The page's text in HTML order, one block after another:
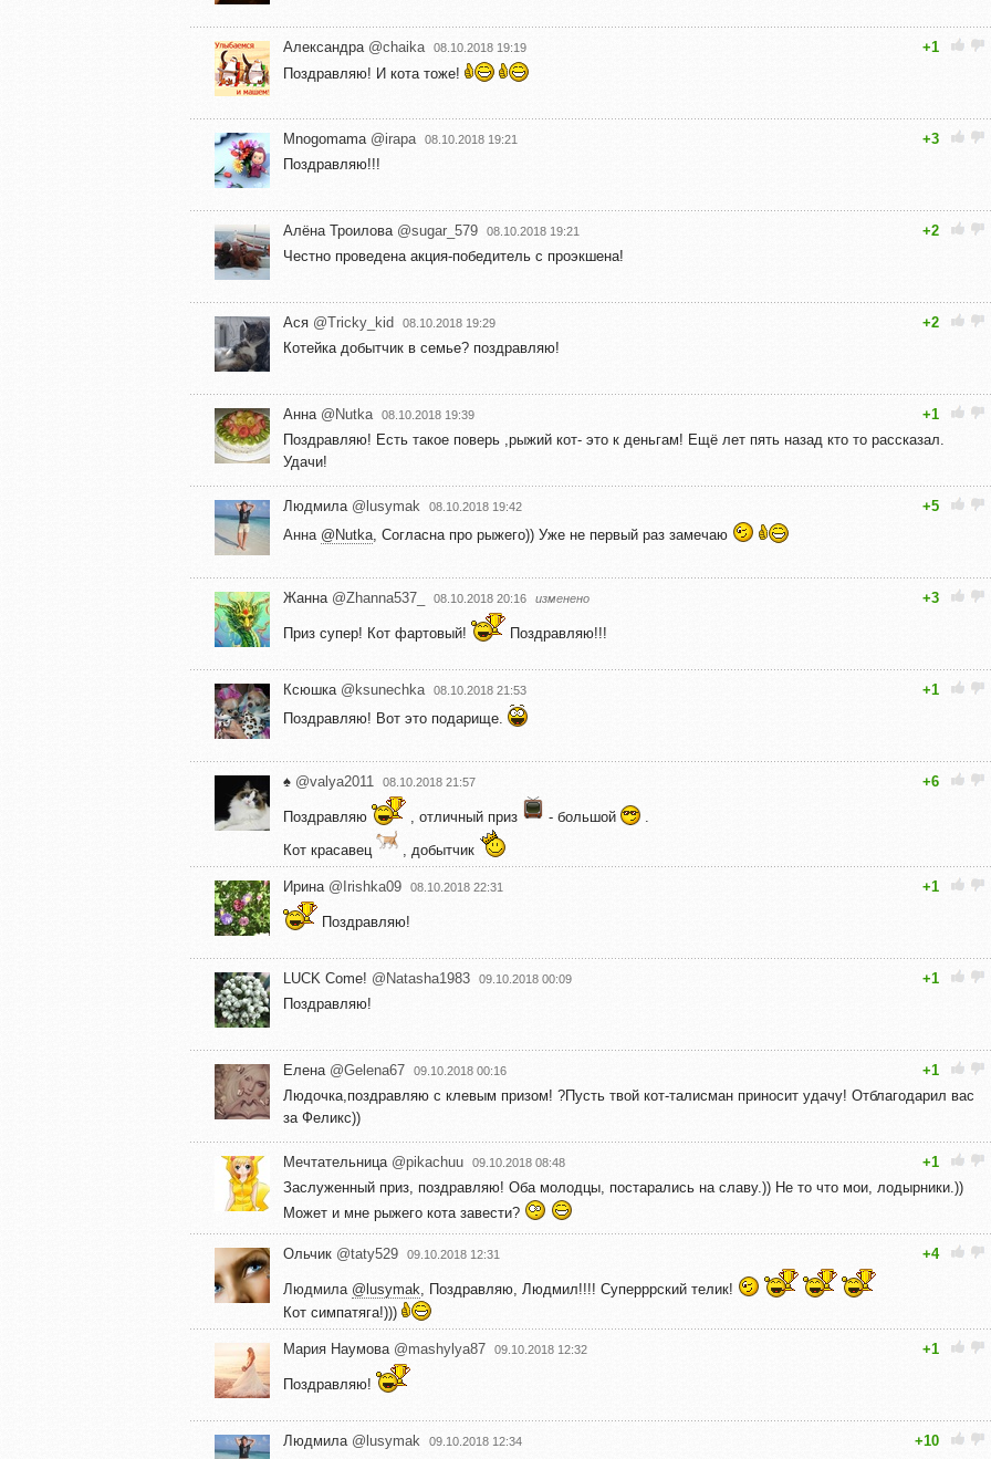
Александра @chaika 08.10.2018 19:19
+1
Поздравляю! И кота тоже!
Mnogomama @irapa 08.10.2018 19:21
+3
Поздравляю!!!
Алёна Троилова @sugar_579 08.10.2018 19:21
+2
Честно проведена акция-победитель с проэкшена!
Ася @Tricky_kid 08.10.2018 19:29
+2
Котейка добытчик в семье? поздравляю!
Анна @Nutka 08.10.2018 19:39
+1
Поздравляю! Есть такое поверь ,рыжий кот- это к деньгам! Ещё лет пять назад кто то рассказал.
Удачи!
Людмила @lusymak 08.10.2018 19:42
+5
Анна @Nutka, Согласна про рыжего)) Уже не первый раз замечаю
Жанна @Zhanna537_ 08.10.2018 20:16 изменено +3
Приз супер! Кот фартовый! Поздравляю!!!
Ксюшка @ksunechka 08.10.2018 21:53
+1
Поздравляю! Вот это подарище.
♠️ @valya2011 08.10.2018 21:57 +6
Поздравляю , отличный приз - большой
.
Кот красавец
, добытчик
Ирина @Irishka09 08.10.2018 22:31 +1
Поздравляю!
LUCK Come! @Natasha1983 09.10.2018 00:09
+1
Поздравляю!
Елена @Gelena67 09.10.2018 00:16
+1
Людочка,поздравляю с клевым призом! ?Пусть твой кот-талисман приносит удачу! Отблагодарил вас
за Феликс))
Мечтательница @pikachuu 09.10.2018 08:48
+1
Заслуженный приз, поздравляю! Оба молодцы, постарались на славу.)) Не то что мои, лодырники.))
Может и мне рыжего кота завести?
Ольчик @taty529 09.10.2018 12:31 +4
Людмила @lusymak, Поздравляю, Людмил!!!! Суперррский телик!
Кот симпатяга!)))
Мария Наумова @mashylya87 09.10.2018 12:32 +1
Поздравляю!
Людмила @lusymak 09.10.2018 12:34
+10